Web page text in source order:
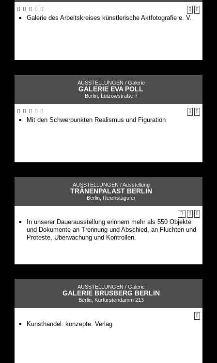
Galerie des Arbeitskreises künstlerische Aktfotografie e. V.
AUSSTELLUNGEN / Galerie
GALERIE EVA POLL
Berlin, Lützowstraße 7
Mit den Schwerpunkten Realismus und Figuration
AUSSTELLUNGEN /Ausstellung
TRÄNENPALAST BERLIN
Berlin, Reichstagufer
In unserer Dauerausstellung erinnern mehr als 550 Objekte
und Dokumente an Trennung und Abschied, an Fluchten und
Proteste, Überwachung und Kontrollen.
AUSSTELLUNGEN / Galerie
GALERIE BRUSBERG BERLIN
Berlin, Kurfürstendamm 213
Kunsthandel. konzepte. Verlag